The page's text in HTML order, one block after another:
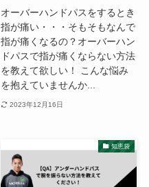
オーバーハンドパスをするとき
指が痛い・・・そもそもなんで
指が痛くなるの？オーバーハン
ドパスで指が痛くならない方法
を教えて欲しい！ こんな悩み
を抱えていませんか...
2023年12月16日
知恵袋